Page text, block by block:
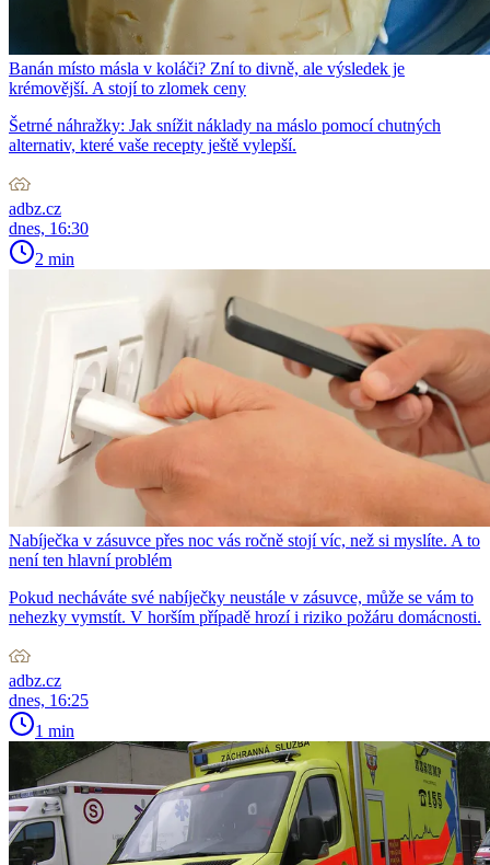
Banán místo másla v koláči? Zní to divně, ale výsledek je
krémovější. A stojí to zlomek ceny
Šetrné náhražky: Jak snížit náklady na máslo pomocí chutných
alternativ, které vaše recepty ještě vylepší.
adbz.cz
dnes, 16:30
2 min
Nabíječka v zásuvce přes noc vás ročně stojí víc, než si myslíte. A to
není ten hlavní problém
Pokud necháváte své nabíječky neustále v zásuvce, může se vám to
nehezky vymstít. V horším případě hrozí i riziko požáru domácnosti.
adbz.cz
dnes, 16:25
1 min